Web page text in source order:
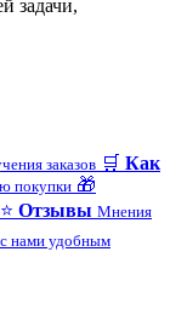
задачи,
заказов 🛒 Как
покупки 🎁
⭐ Отзывы Мнения
нами удобным